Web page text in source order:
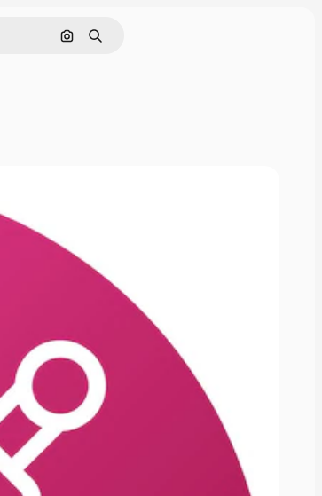
画像で検索
検索